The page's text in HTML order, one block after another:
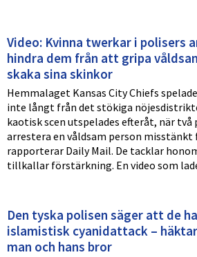
Video: Kvinna twerkar i polisers
hindra dem från att gripa
skaka sina skinkor
Hemmalaget Kansas City Chiefs
inte långt från det stökiga
kaotisk scen utspelades efteråt, när
arrestera en våldsam person misstänkt
rapporterar Daily Mail. De tacklar
tillkallar förstärkning. En video som
Den tyska polisen säger att de
islamistisk cyanidattack –
man och hans bror